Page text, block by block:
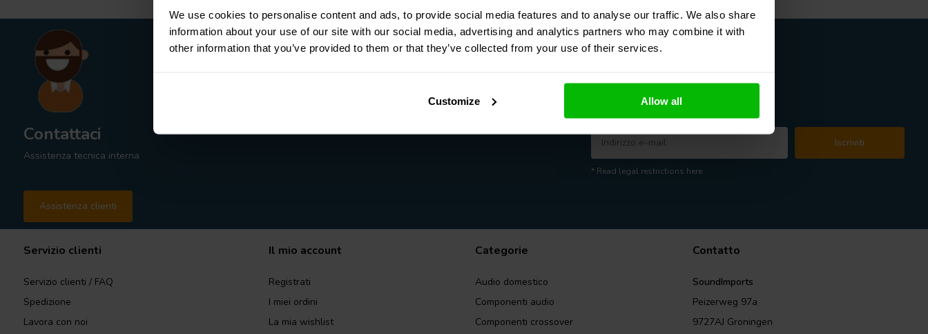
We use cookies to personalise content and ads, to provide social media features and to analyse our traffic. We also share
information about your use of our site with our social media, advertising and analytics partners who may combine it with
other information that you’ve provided to them or that they’ve collected from your use of their services.
Customize Allow all
Contattaci
Assistenza tecnica interna
Assistenza clienti
Contatti
Iscriviti
* Read legal restrictions here
Servizio clienti
Servizio clienti / FAQ
Spedizione
Lavora con noi
Il mio account
Registrati
I miei ordini
La mia wishlist
Categorie
Audio domestico
Componenti audio
Componenti crossover
Contatto
SoundImports
Peizerweg 97a
9727AJ Groningen